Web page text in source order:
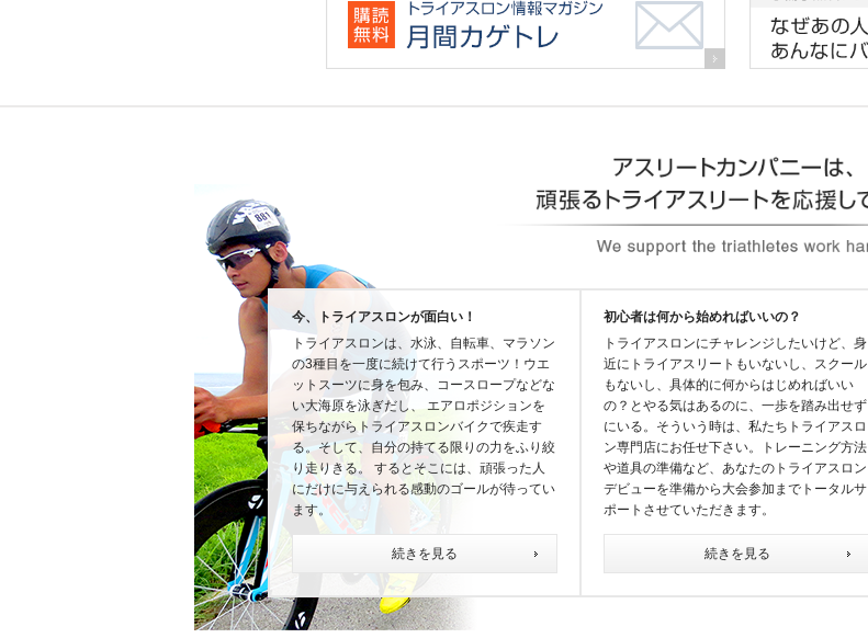
今、トライアスロンが面白い！
トライアスロンは、水泳、自転車、マラソン
の3種目を一度に続けて行うスポーツ！ウエ
ットスーツに身を包み、コースロープなどな
い大海原を泳ぎだし、 エアロポジションを
保ちながらトライアスロンバイクで疾走す
る。そして、自分の持てる限りの力をふり絞
り走りきる。 するとそこには、頑張った人
にだけに与えられる感動のゴールが待ってい
ます。
続きを見る
初心者は何から始めればいいの？
トライアスロンにチャレンジしたいけど、身
近にトライアスリートもいないし、スクール
もないし、具体的に何からはじめればいい
の？とやる気はあるのに、一歩を踏み出せず
にいる。そういう時は、私たちトライアスロ
ン専門店にお任せ下さい。トレーニング方法
や道具の準備など、あなたのトライアスロン
デビューを準備から大会参加までトータルサ
ポートさせていただきます。
続きを見る